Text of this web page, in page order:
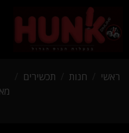
ראשי חנות תכשירים